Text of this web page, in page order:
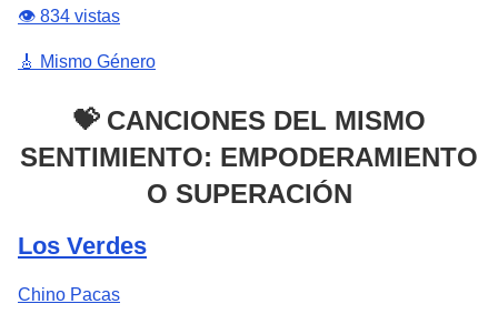
👁️ 834 vistas
🎸 Mismo Género
💝 CANCIONES DEL MISMO
SENTIMIENTO: EMPODERAMIENTO
O SUPERACIÓN
Los Verdes
Chino Pacas